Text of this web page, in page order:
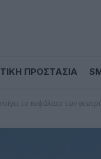
ΠΡΟΣΤΑΣΙΑ
το κεφάλαιο των